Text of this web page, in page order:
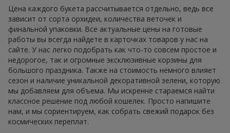
Цена каждого букета рассчитывается отдельно, ведь все
зависит от сорта орхидеи, количества веточек и
финальной упаковки. Все актуальные цены на готовые
работы вы всегда найдете в карточках товаров у нас на
сайте. У нас легко подобрать как что-то совсем простое и
недорогое, так и огромные эксклюзивные корзины для
большого праздника. Также на стоимость немного влияет
сезон и наличие уникальной декоративной зелени, которую
мы добавляем для объема. Мы искренне стараемся найти
классное решение под любой кошелек. Просто напишите
нам, и мы сориентируем, как собрать свежий подарок без
космических переплат.